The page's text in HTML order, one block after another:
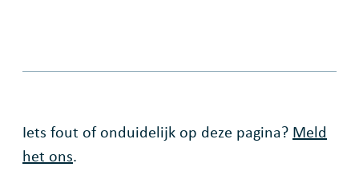
Fout op deze pagina
Iets fout of onduidelijk op deze pagina? Meld
het ons.